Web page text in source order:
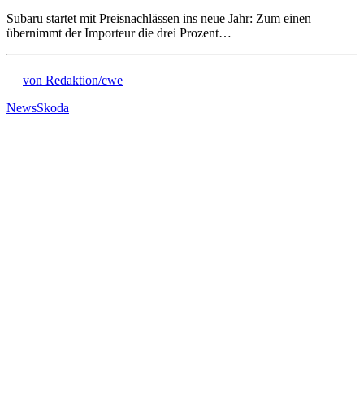
Subaru startet mit Preisnachlässen ins neue Jahr: Zum einen
übernimmt der Importeur die drei Prozent…
von Redaktion/cwe
NewsSkoda